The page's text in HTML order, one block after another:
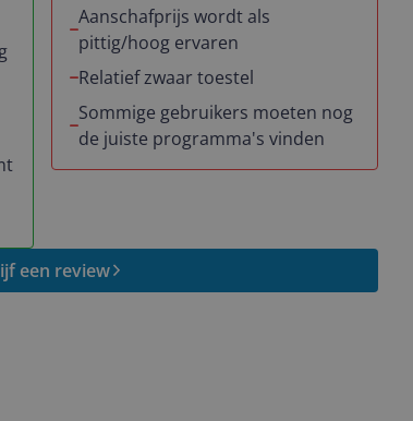
Aanschafprijs wordt als
pittig/hoog ervaren
Relatief zwaar toestel
Sommige gebruikers moeten nog
de juiste programma's vinden
een review